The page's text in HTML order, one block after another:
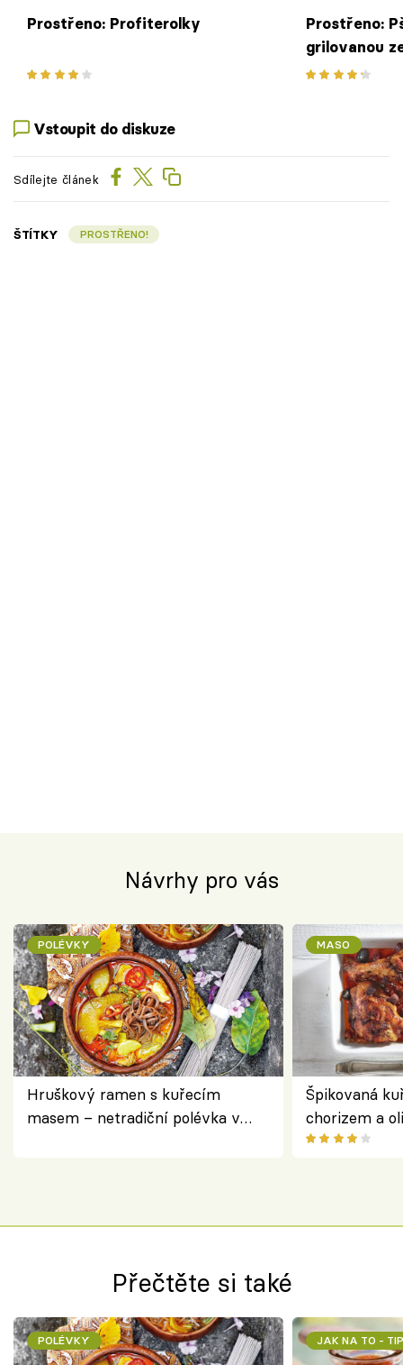
Prostřeno: Profiterolky
Prostřeno:
grilovanou
hranolky,
Vstoupit do diskuze
Sdílejte článek
ŠTÍTKY PROSTŘENO!
Návrhy pro vás
POLÉVKY
Hruškový ramen s kuřecím
masem – netradiční polévka v
MASO
Špikovaná
chorizem a
letní
Přečtěte si také
POLÉVKY JAK NA TO -